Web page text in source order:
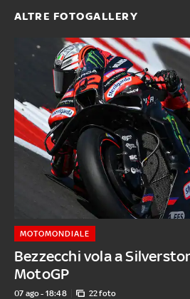
ALTRE FOTOGALLERY
Bezzecchi vola a
MotoGP
MOTOMONDIALE
07 ago - 18:48 22 foto